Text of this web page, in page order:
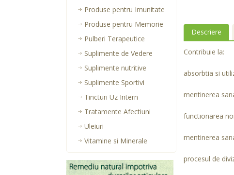
Produse pentru Imunitate
Produse pentru Memorie
Pulberi Terapeutice
Suplimente de Vedere
Suplimente nutritive
Suplimente Sportivi
Tincturi Uz Intern
Tratamente Afectiuni
Uleiuri
Vitamine si Minerale
Descriere
Contribuie la:
absorbtia si
mentinerea
functionarea
mentinerea
procesul de